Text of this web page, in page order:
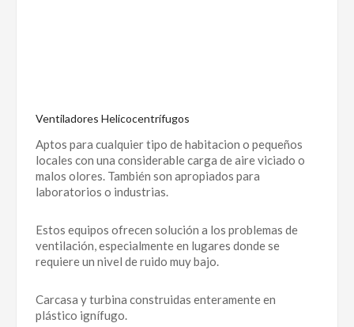
Ventiladores Helicocentrífugos
Aptos para cualquier tipo de habitacion o pequeños
locales con una considerable carga de aire viciado o
malos olores. También son apropiados para
laboratorios o industrias.
Estos equipos ofrecen solución a los problemas de
ventilación, especialmente en lugares donde se
requiere un nivel de ruido muy bajo.
Carcasa y turbina construidas enteramente en
plástico ignífugo.